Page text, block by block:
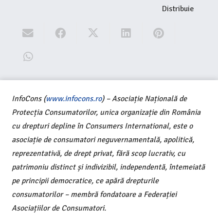
Distribuie
InfoCons (www.infocons.ro) – Asociație Națională de
Protecția Consumatorilor, unica organizație din România
cu drepturi depline în Consumers International, este o
asociație de consumatori neguvernamentală, apolitică,
reprezentativă, de drept privat, fără scop lucrativ, cu
patrimoniu distinct și indivizibil, independentă, întemeiată
pe principii democratice, ce apără drepturile
consumatorilor – membră fondatoare a Federației
Asociațiilor de Consumatori.